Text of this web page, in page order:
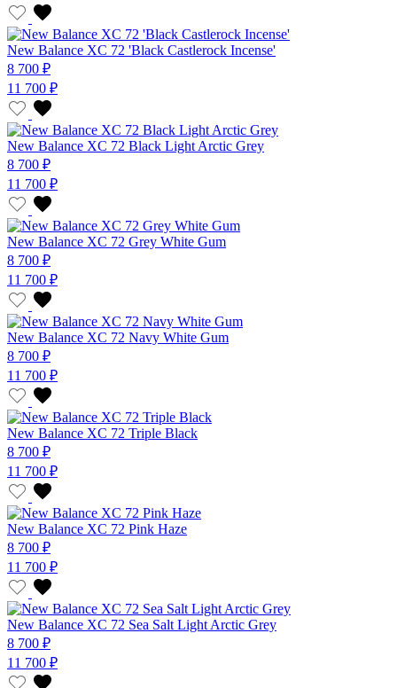
New Balance XC 72 'Black Castlerock Incense'
8 700 ₽
11 700 ₽
New Balance XC 72 Black Light Arctic Grey
8 700 ₽
11 700 ₽
New Balance XC 72 Grey White Gum
8 700 ₽
11 700 ₽
New Balance XC 72 Navy White Gum
8 700 ₽
11 700 ₽
New Balance XC 72 Triple Black
8 700 ₽
11 700 ₽
New Balance XC 72 Pink Haze
8 700 ₽
11 700 ₽
New Balance XC 72 Sea Salt Light Arctic Grey
8 700 ₽
11 700 ₽